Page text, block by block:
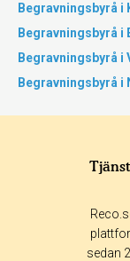
Begravningsbyrå i
Begravningsbyrå i
Begravningsbyrå i
Begravningsbyrå i
sedan